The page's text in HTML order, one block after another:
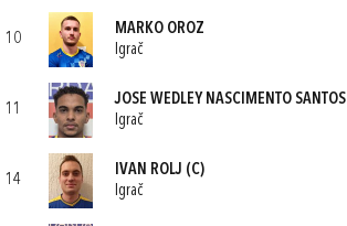
10
MARKO OROZ
Igrač
11
JOSE WEDLEY NASCIMENTO SANTOS
Igrač
14
IVAN ROLJ (C)
Igrač